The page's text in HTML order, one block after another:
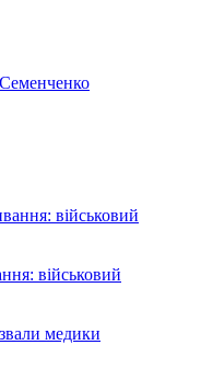
Семенченко
військовий